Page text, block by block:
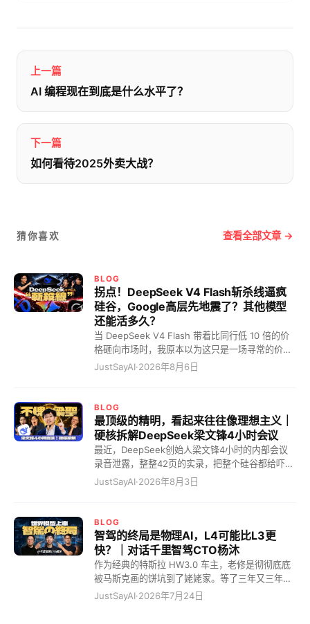
上一篇
AI 编程现在到底是什么水平了？
下一篇
如何看待2025外卖大战？
猜你喜欢 查看全部文章 →
BLOG
拐点！DeepSeek V4 Flash斩杀线逼疯
硅谷，Google高层先地震了？其他模型
还能活多久？
当 DeepSeek V4 Flash 带着比同行低 10 倍的价
格砸向市场时，我原本以为这只是一场寻常的价格
战。但我错了，这根本不是什么商业内卷，而是一
暴？你这么理解吧，这就相当于一件原本在美国卖
10 块美金的货，现在被中国企业硬生生干到了 10
块钱人民币！硬是把大模型干出了拼多多的气质。
这怎么玩？那些定价高高在上的模型，瞬间全成了
智商税。 这就好比现在的中国电车市场。以前你要
万的国产电车直接给你拉满。结果呢？BBA 销量狂
就跟当年吕布辕门射戟一样，我这一箭射在这儿
了，斩杀线以下的这帮公司，你们掂量掂量自己，
到底还要不要干这事？这才是真正的降维打击！这
完全就是把 AI 变成了有医保目录的时代，曾经昂
贵的特效药，现在直接走集采就完事了。贵的？谁
还买单？ 我给你一个更接地气的比喻。当年那帮小
JustSayAI·2026年8月6日
BLOG
最顶级的精明，看起来往往像理想主义｜
硬核拆解DeepSeek梁文锋4小时会议
最近，DeepSeek创始人梁文锋4小时的内部会议
录音泄露，整整42页的实录，把整个硅谷都给吓惨
了。 全网都在疯狂造神，一口一个“梁圣”叫着，说
个月回本的恐怖算计，AI界的农夫山泉 看硅谷那帮
搞大模型的，有几个敢承认自己能赚钱的？梁圣仿
佛在说：奥兄，我不是针对你，我是说在座的所有
人都是垃圾！ 全网都在惊呼梁文锋是“赛博圣人”，
其实他是一个极其冷酷的“量化精算师”。 很多人不
理解：融了几百亿，为什么他敢在显卡溢价两倍、
甚至四倍时，依然疯狂All in买卡？ 因为这笔账的
JustSayAI·2026年8月3日
BLOG
智驾的终局是物理AI，L4可能比L3更
快？｜对话千里智驾CTO杨沐
作为经典的特斯拉 HW3.0 车主，老修是彻彻底底
被马斯克画的饼坑到了姥姥家。等了三年又三年，
结果他轻飘飘地告诉老修硬件落后，直接不支持
JustSayAI·2026年7月24日